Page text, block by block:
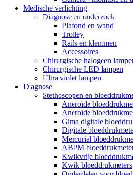
Medische verlichting
Diagnose en onderzoek
Plafond en wand
Trolley
Rails en klemmen
Accessoires
Chirurgische halogeen
Chirurgische LED lampen
Ultra violet lampen
Diagnose
Stethoscopen en
Aneroïde
Aneroïde
Gima digitale
Digitale
Mercurial
ABPM
Kwikvrije
Kwik bloeddrukmeters